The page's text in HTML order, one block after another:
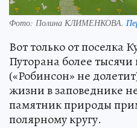
Фото: Полина КЛИМЕНКОВА.
Вот только от поселка
Путорана более
(«Робинсон» не
жизни в заповеднике
памятник природы
полярному кругу.